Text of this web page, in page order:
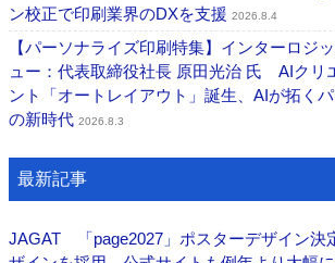
ン校正で印刷業界のDXを支援 2026.8.4
【パーソナライズ印刷特集】インターロ
ュー：代表取締役社長 原田光治 氏 AIクリ
ント「オートレイアウト」誕生、AIが拓く
の新時代 2026.8.3
最新記事
JAGAT 「page2027」ポスターデザイン決